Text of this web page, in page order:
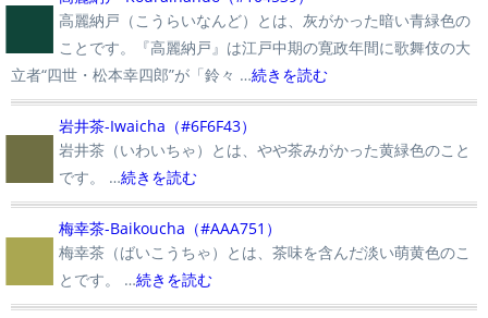
高麗納戸（こうらいなんど）とは、灰がかった暗い青緑色の
ことです。『高麗納戸』は江戸中期の寛政年間に歌舞伎の大
立者“四世・松本幸四郎”が「鈴々 …続きを読む
■岩井茶-Iwaicha（#6F6F43）
岩井茶（いわいちゃ）とは、やや茶みがかった黄緑色のこと
です。 …続きを読む
■梅幸茶-Baikoucha（#AAA751）
梅幸茶（ばいこうちゃ）とは、茶味を含んだ淡い萌黄色のこ
とです。 …続きを読む